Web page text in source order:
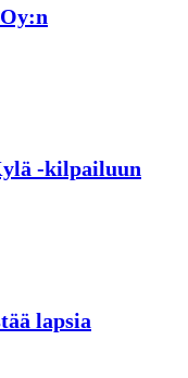
-kilpailuun
lapsia